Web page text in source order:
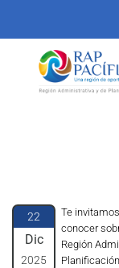
22
Dic
2025
Te
conocer
Región